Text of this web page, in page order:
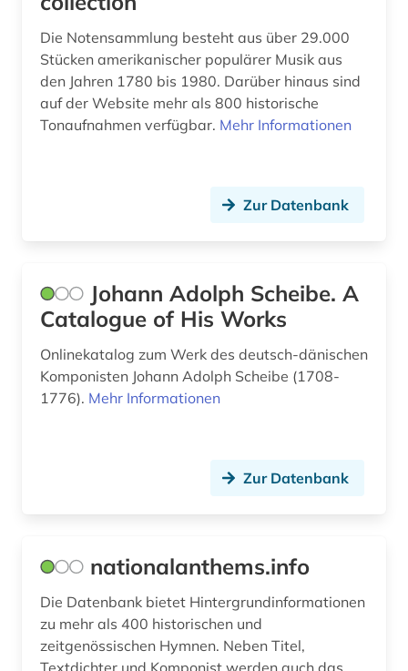
baukostenermittlung (1)
bauleistung (1)
baum (3)
baumkrankheiten (1)
baumschäden (1)
baumschädlinge (1)
bausanierung (1)
baustoff (4)
baustoffe (1)
Die Notensammlung besteht aus über 29.000
Stücken amerikanischer populärer Musik aus
den Jahren 1780 bis 1980. Darüber hinaus sind
auf der Website mehr als 800 historische
Tonaufnahmen verfügbar. Mehr Informationen
Zur Datenbank
Johann Adolph Scheibe. A
Catalogue of His Works
Onlinekatalog zum Werk des deutsch-dänischen
Komponisten Johann Adolph Scheibe (1708-
1776). Mehr Informationen
Zur Datenbank
nationalanthems.info
Die Datenbank bietet Hintergrundinformationen
zu mehr als 400 historischen und
zeitgenössischen Hymnen. Neben Titel,